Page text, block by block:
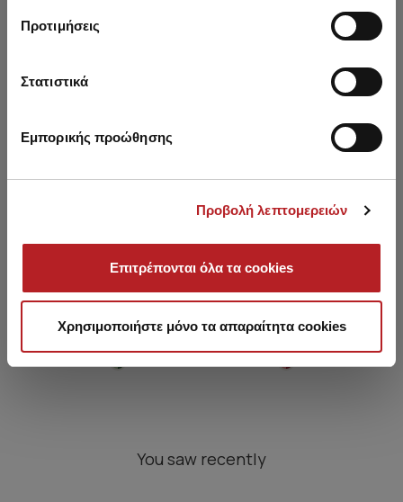
Προτιμήσεις
Στατιστικά
Εμπορικής προώθησης
Προβολή λεπτομερειών
Επιτρέπονται όλα τα cookies
Χρησιμοποιήστε μόνο τα απαραίτητα cookies
Mendoza Rio Bikini Bottom
Mendoza Tanga Hot Bikini
You saw recently